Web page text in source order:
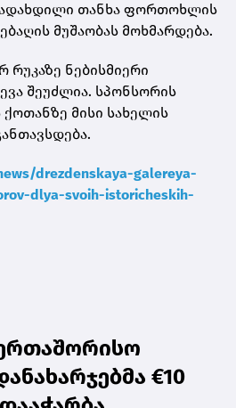
თანხა ფორთოხლის
მუშაობას მოხმარდება.
რუკაზე ნებისმიერი
შეუძლია. სპონსორის
ქოთანზე მისი სახელის
drezdenskaya-galereya-
dlya-svoih-istoricheskih-
€10